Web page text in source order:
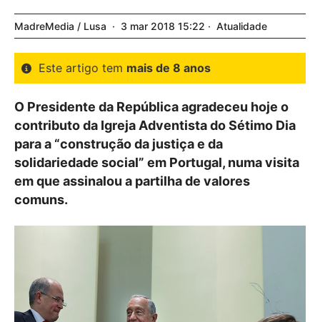
MadreMedia / Lusa 3 mar 2018 15:22 Atualidade
Este artigo tem mais de 8 anos
O Presidente da República agradeceu hoje o
contributo da Igreja Adventista do Sétimo Dia
para a “construção da justiça e da
solidariedade social” em Portugal, numa visita
em que assinalou a partilha de valores
comuns.